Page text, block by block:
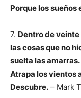
Porque los
7. Dentro de
las cosas que no
suelta las
Atrapa los vientos
Descubre. – Mark